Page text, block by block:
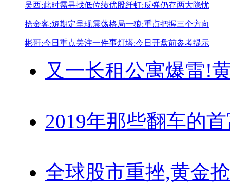
吴西:此时需寻找低位绩优股纤虹:反弹仍存两大隐忧
拾金客:短期定呈现震荡格局一狼:重点把握三个方向
彬哥:今日重点关注一件事灯塔:今日开盘前参考提示
又一长租公寓爆雷!
2019年那些翻车的
全球股市重挫,黄金